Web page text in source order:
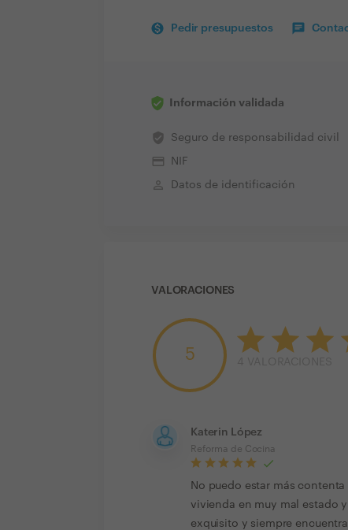
Pedir presupuestos
Información validada
verified_user Seguro de responsabilidad civil
credit_card NIF
perm_identity Datos de identificación
VALORACIONES
5
Katerin López
Reforma de Cocina
No puedo estar más
vivienda en muy mal estado
exquisito y siempre